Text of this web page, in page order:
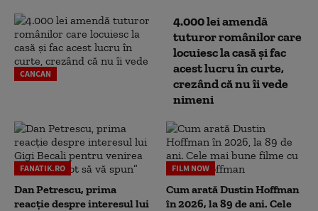
CANCAN
4.000 lei amendă
tuturor românilor care
locuiesc la casă și fac
acest lucru în curte,
crezând că nu îi vede
nimeni
FANATIK.RO
Dan Petrescu, prima
reacție despre interesul lui
FILM NOW
Cum arată Dustin Hoffman
în 2026, la 89 de ani. Cele